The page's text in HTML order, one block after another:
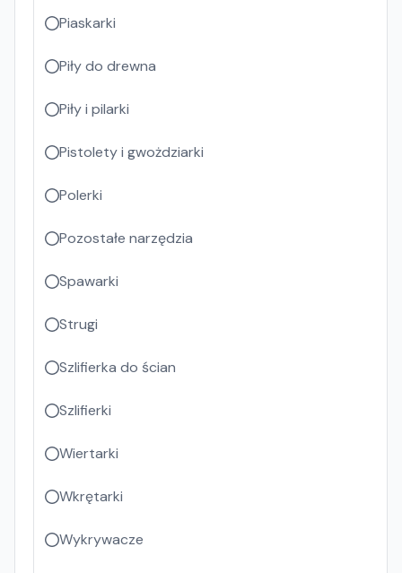
Piaskarki
Piły do drewna
Piły i pilarki
Pistolety i gwożdziarki
Polerki
Pozostałe narzędzia
Spawarki
Strugi
Szlifierka do ścian
Szlifierki
Wiertarki
Wkrętarki
Wykrywacze